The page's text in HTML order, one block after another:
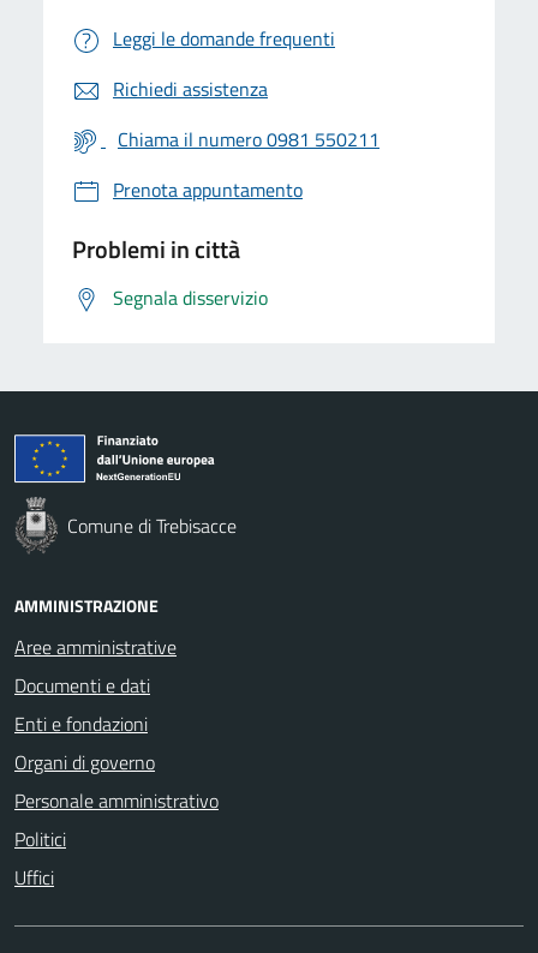
Leggi le domande frequenti
Richiedi assistenza
Chiama il numero 0981 550211
Prenota appuntamento
Problemi in città
Segnala disservizio
Comune di Trebisacce
AMMINISTRAZIONE
Aree amministrative
Documenti e dati
Enti e fondazioni
Organi di governo
Personale amministrativo
Politici
Uffici